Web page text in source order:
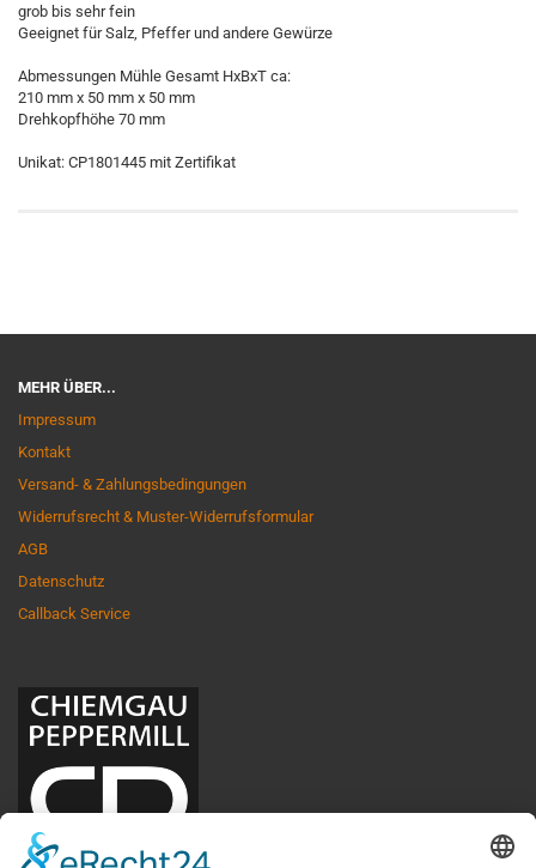
grob bis sehr fein
Geeignet für Salz, Pfeffer und andere Gewürze
Abmessungen Mühle Gesamt HxBxT ca:
210 mm x 50 mm x 50 mm
Drehkopfhöhe 70 mm
Unikat: CP1801445 mit Zertifikat
MEHR ÜBER...
Impressum
Kontakt
Versand- & Zahlungsbedingungen
Widerrufsrecht & Muster-Widerrufsformular
AGB
Datenschutz
Callback Service